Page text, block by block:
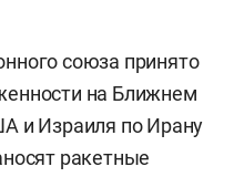
союза принято
на Ближнем
и Израиля по Ирану
ракетные